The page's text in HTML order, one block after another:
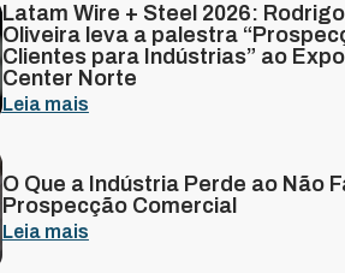
Latam Wire + Steel 2026: Rodrigo
Oliveira leva a palestra
Clientes para Indústrias” ao Expo
Center Norte
Leia mais
O Que a Indústria Perde ao Não
Prospecção Comercial
Leia mais